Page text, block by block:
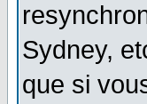
Sydney,
que si